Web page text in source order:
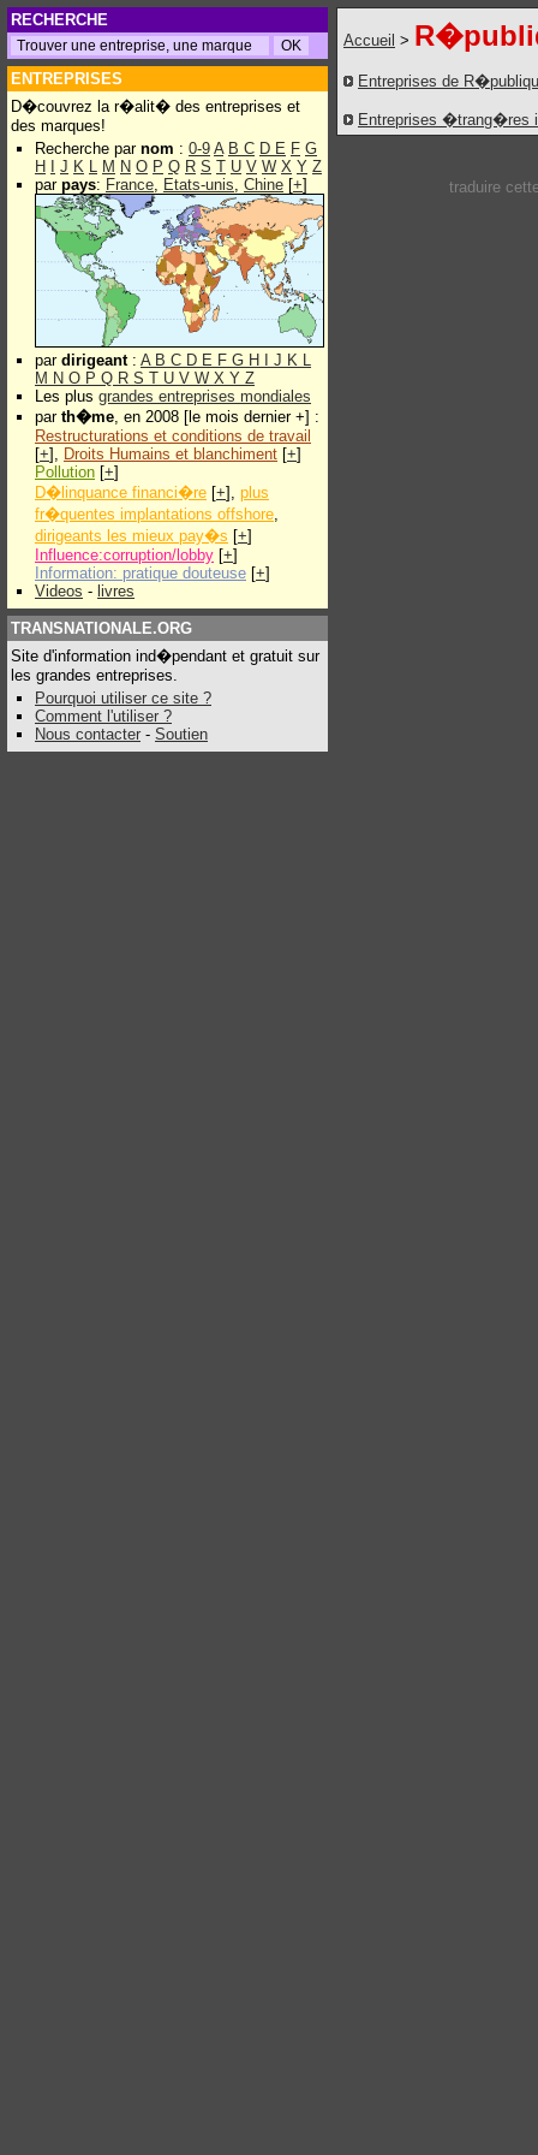
RECHERCHE
ENTREPRISES
D�couvrez la r�alit� des entreprises et
des marques!
Recherche par nom : 0-9 A B C D E F G
H
J K L M N O P Q R S T U V W X Y Z
par pays: France, Etats-unis, Chine [+]
par dirigeant: A B C D E F G H J K L
M N O P Q R S T U V W X Y Z
Les plus grandes entreprises mondiales
par th�me, en 2008 [le mois dernier +] :
Restructurations et conditions de travail
[+], Droits Humains et blanchiment [+]
Pollution [+]
D�linquance financi�re [+], plus
fr�quentes implantations offshore,
dirigeants les mieux pay�s [+]
Influence:corruption/lobby [+]
Information: pratique douteuse [+]
Videos - livres
TRANSNATIONALE.ORG
Site d'information ind�pendant et gratuit sur
les grandes entreprises.
Pourquoi utiliser ce site ?
Comment l'utiliser ?
Nous contacter - Soutien
Accueil >
Entreprises de
Entreprises �trang�res
traduire